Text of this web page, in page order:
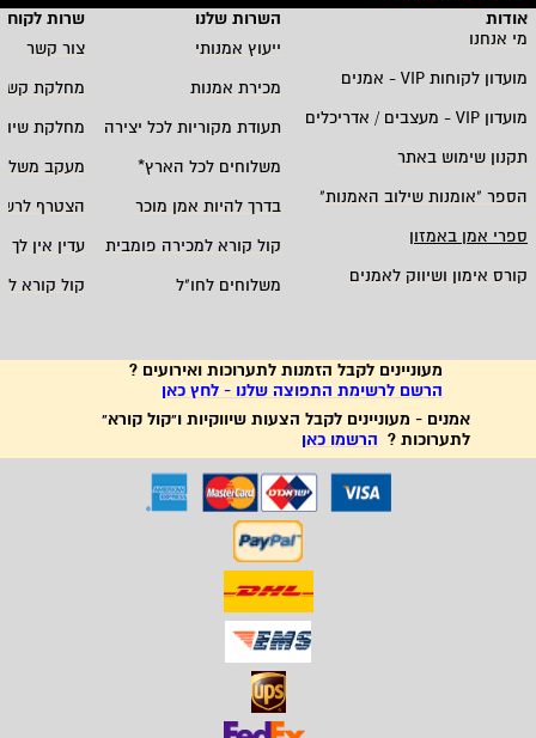
אודות
השרות שלנו
שרות
מי אנחנו
ייעוץ אמנותי
צור קשר
מועדון לקוחותVIP - אמנים מכירת אמנות
מחלקת
מועדון
מעצבים / אדריכלים תעודת מקוריות לכל יצירה
מחלקת
תקנון שימוש באתר
משלוחים לכל הארץ*
מעקב
הספר "אומנות שילוב האמנות" בדרך להיות אמן מוכר
הצטרף
ספרי אמן באמזון
קול קורא למכירה פומבית
עדין אין לך
קורס אימון ושיווק לאמנים
משלוחים לחו"ל קול קורא
מעוניינים לקבל הזמנות לתערוכות ואירועים ?
הרשם לרשימת התפוצה שלנו - לחץ כאן
אמנים - מעוניינים לקבל הצעות שיווקיות ו"קול קורא"
לתערוכות ? הרשמו כאן